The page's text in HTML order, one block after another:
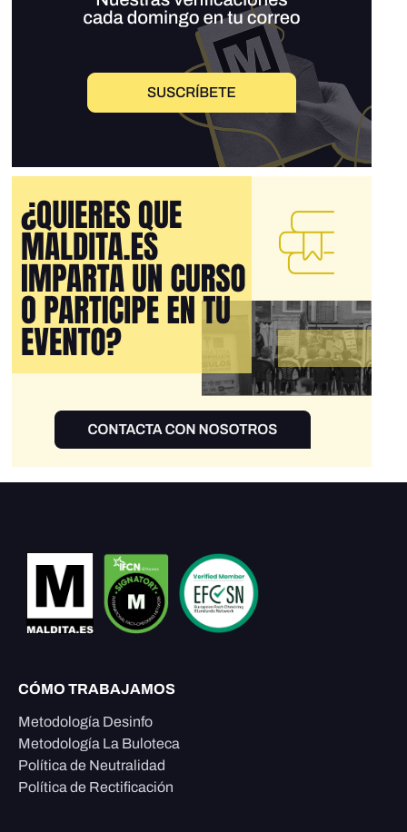
CÓMO TRABAJAMOS
Metodología Desinfo
Metodología La Buloteca
Política de Neutralidad
Política de Rectificación